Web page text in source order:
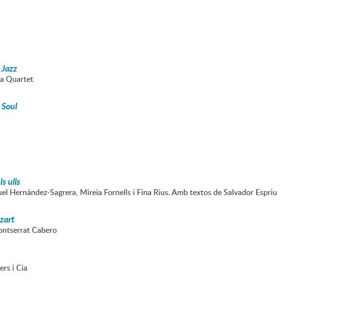
Quartet
ulls
Hernández-Sagrera, Mireia Fornells i Fina Rius. Amb textos de Salvador Espriu
Cabero
i Cia